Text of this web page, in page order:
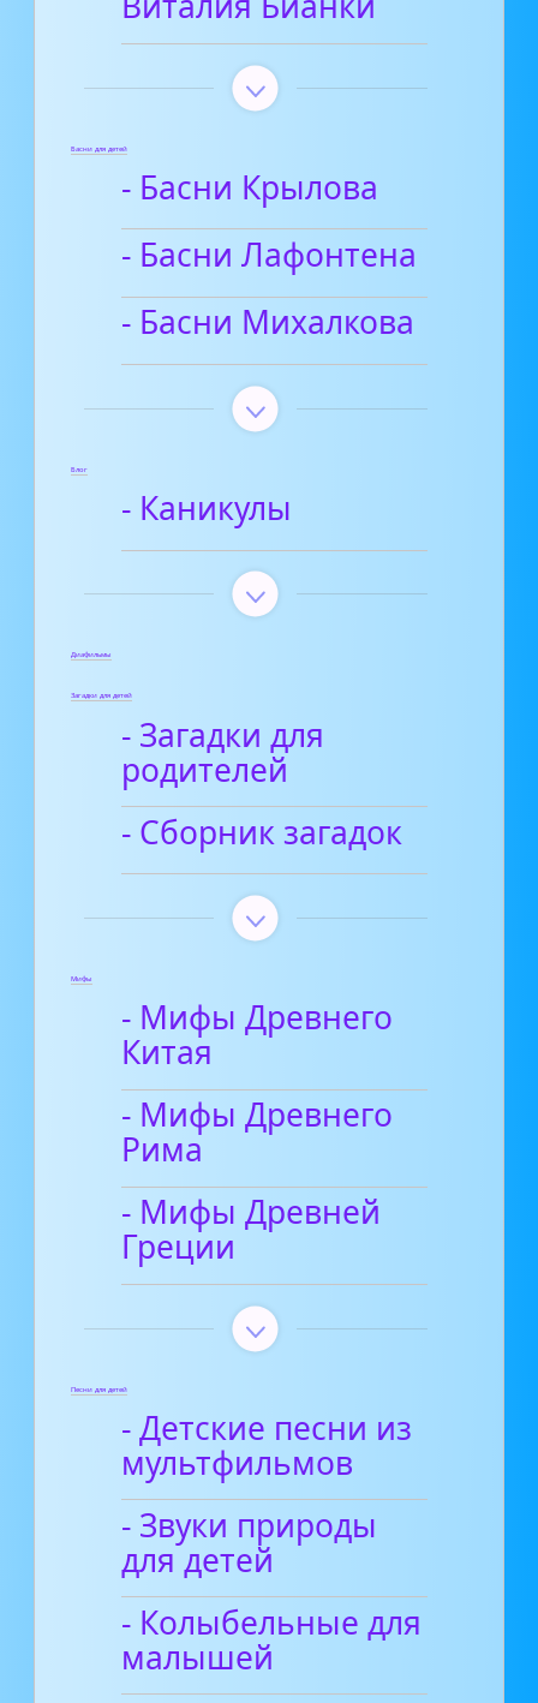
Басни для детей
- Басни Крылова
- Басни Лафонтена
- Басни Михалкова
Блог
- Каникулы
Диафильмы
Загадки для детей
- Загадки для
родителей
- Сборник загадок
Мифы
- Мифы Древнего
Китая
- Мифы Древнего
Рима
- Мифы Древней
Греции
Песни для детей
- Детские песни из
мультфильмов
- Звуки природы
для детей
- Колыбельные для
малышей